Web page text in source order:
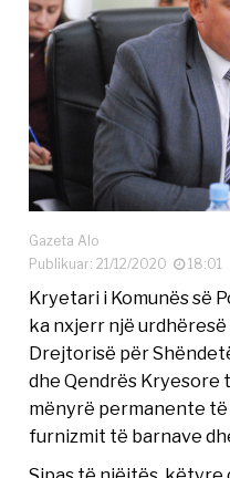
Gazeta Alo
Publikuar: 21/12/2020
18:01
Kryetari i Komunës së
ka nxjerr një
Drejtorisë për
dhe Qendrës Kryesore
mënyrë permanente
furnizmit të barnave